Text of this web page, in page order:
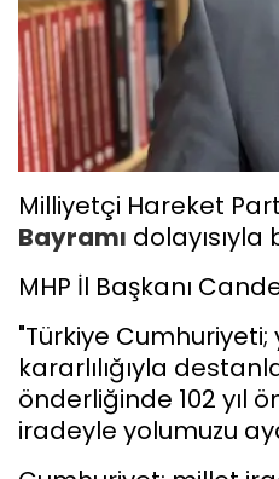
Milliyetçi Hareket
Bayramı dolayısıyla
MHP İl Başkanı
"Türkiye Cumhuriyeti;
kararlılığıyla
önderliğinde 102 yıl
iradeyle yolumuzu